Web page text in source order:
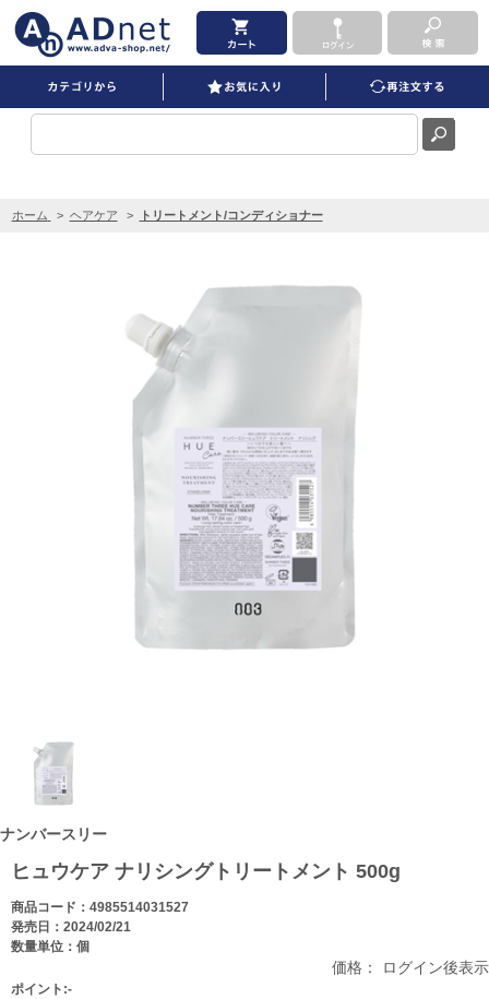
ホーム > ヘアケア > トリートメント/コンディショナー
ナンバースリー
ヒュウケア ナリシングトリートメント 500g
商品コード：4985514031527
発売日：2024/02/21
数量単位：個
価格： ログイン後表示
ポイント:-